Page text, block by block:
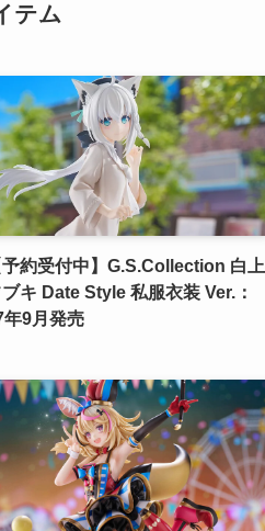
テム
予約受付中】G.S.Collection 白上
キ Date Style 私服衣装 Ver.：
年9月発売